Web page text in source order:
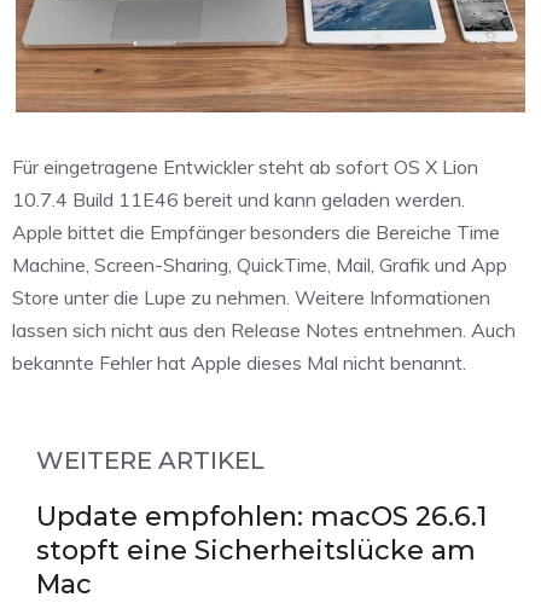
Für eingetragene Entwickler steht ab sofort OS X Lion
10.7.4 Build 11E46 bereit und kann geladen werden.
Apple bittet die Empfänger besonders die Bereiche Time
Machine, Screen-Sharing, QuickTime, Mail, Grafik und App
Store unter die Lupe zu nehmen. Weitere Informationen
lassen sich nicht aus den Release Notes entnehmen. Auch
bekannte Fehler hat Apple dieses Mal nicht benannt.
WEITERE ARTIKEL
Update empfohlen: macOS 26.6.1
stopft eine Sicherheitslücke am
Mac